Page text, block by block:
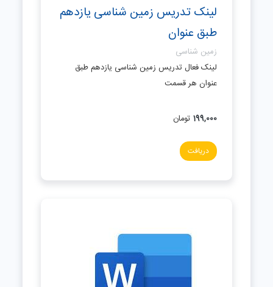
لینک تدریس زمین شناسی یازدهم
طبق عنوان
زمین شناسی
لینک فعال تدریس زمین شناسی یازدهم طبق
عنوان هر قسمت
199,000 تومان
دریافت